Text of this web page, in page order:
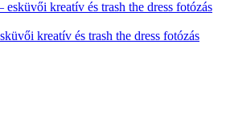
kreatív és trash the dress fotózás